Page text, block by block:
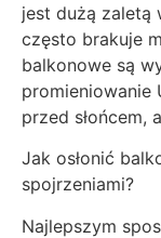
jest dużą zaletą
często brakuje
balkonowe są
promieniowanie
przed słońcem,
Jak osłonić
spojrzeniami?
Najlepszym